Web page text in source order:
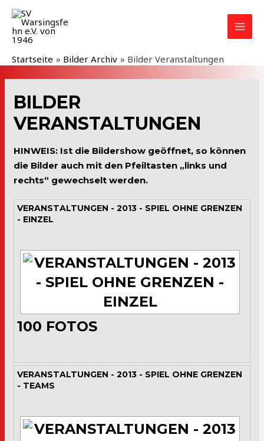
Zum
Inhalt
springen
Startseite Bilder Archiv Bilder Veranstaltungen
BILDER
VERANSTALTUNGEN
HINWEIS: Ist die Bildershow geöffnet, so können
die Bilder auch mit den Pfeiltasten „links und
rechts“ gewechselt werden.
VERANSTALTUNGEN - 2013 - SPIEL OHNE GRENZEN
- EINZEL
100 FOTOS
VERANSTALTUNGEN - 2013 - SPIEL OHNE GRENZEN
- TEAMS